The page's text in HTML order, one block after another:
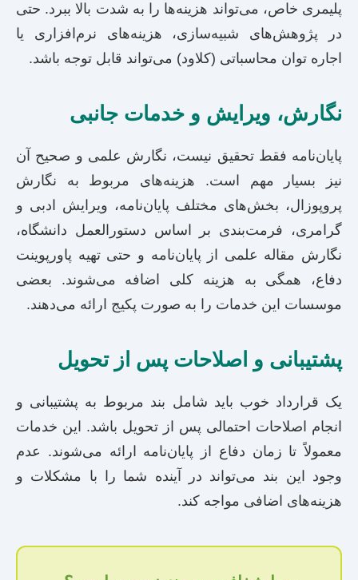
پلیمری خاص، می‌تواند هزینه‌ها را به شدت بالا ببرد. حتی
در پژوهش‌های شبیه‌سازی، هزینه‌های نرم‌افزاری یا
اجاره توان محاسباتی (کلاود) می‌تواند قابل توجه باشد.
نگارش، ویرایش و خدمات جانبی
پایان‌نامه فقط تحقیق نیست، نگارش علمی و صحیح آن
نیز بسیار مهم است. هزینه‌های مربوط به نگارش
پروپوزال، بخش‌های مختلف پایان‌نامه، ویرایش ادبی و
گرامری، فرمت‌بندی بر اساس دستورالعمل دانشگاه،
نگارش مقاله علمی از پایان‌نامه و حتی تهیه پاورپوینت
دفاع، همگی به هزینه کلی اضافه می‌شوند. بعضی
موسسات این خدمات را به صورت پکیج ارائه می‌دهند.
پشتیبانی و اصلاحات پس از تحویل
یک قرارداد خوب باید شامل بند مربوط به پشتیبانی و
انجام اصلاحات احتمالی پس از تحویل باشد. این خدمات
معمولاً تا زمان دفاع از پایان‌نامه ارائه می‌شوند. عدم
وجود این بند می‌تواند در آینده شما را با مشکلات و
هزینه‌های اضافی مواجه کند.